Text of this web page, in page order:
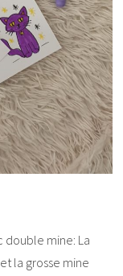
double mine: La
la grosse mine